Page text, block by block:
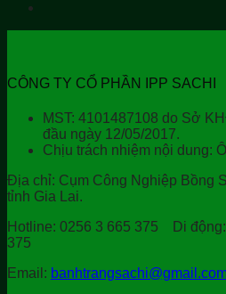
CÔNG TY CỔ PHẦN IPP SACHI
MST: 4101487108 do Sở
đầu ngày 12/05/2017.
Chịu trách nhiệm nội dung:
Địa chỉ: Cụm Công Nghiệp Bồng
tỉnh Gia Lai.
Hotline: 0256 3 665 375 Di động:
375
Email: